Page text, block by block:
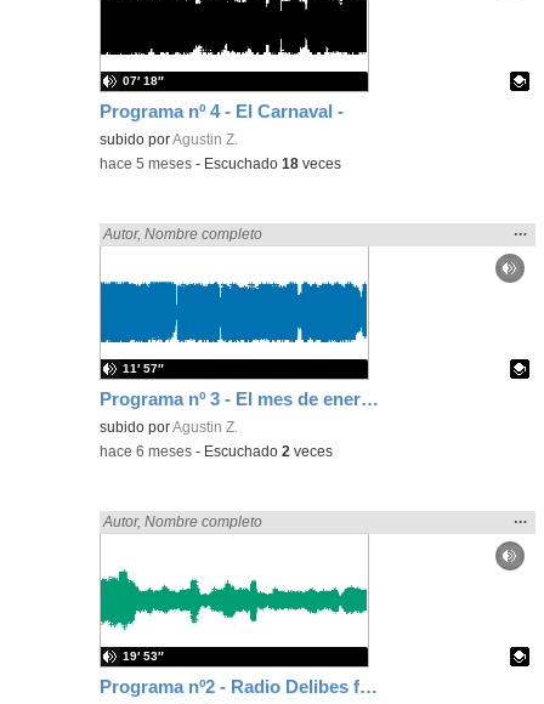
Programa nº 4 - El Carnaval -
Contenido educativo.
subido porAgustin Z.
07′ 18″
-hace 5 meses - Escuchado18 veces
Programa nº 3 - El mes de enero y la Paz -
Encontrado «zaragoza» en:
Autor,Nombre completo
la
…
Contenido educativo.
subido porAgustin Z.
11′ 57″
-hace 6 meses - Escuchado2 veces
Programa nº2 - Radio Delibes frecuencia, Feliz Navidad -
Encontrado «zaragoza» en:
Autor,Nombre completo
la
…
19′ 53″